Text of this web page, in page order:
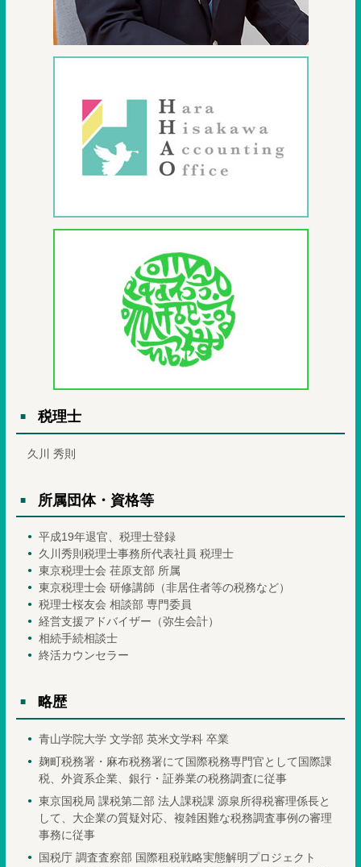
税理士
久川 秀則
所属団体・資格等
平成19年退官、税理士登録
久川秀則税理士事務所代表社員 税理士
東京税理士会 荏原支部 所属
東京税理士会 研修講師（非居住者等の税務など）
税理士桜友会 相談部 専門委員
経営支援アドバイザー（弥生会計）
相続手続相談士
終活カウンセラー
略歴
青山学院大学 文学部 英米文学科 卒業
麹町税務署・麻布税務署にて国際税務専門官として国際課
税、外資系企業、銀行・証券業の税務調査に従事
東京国税局 課税第二部 法人課税課 源泉所得税審理係長と
して、大企業の質疑対応、複雑困難な税務調査事例の審理
事務に従事
国税庁 調査査察部 国際租税戦略実態解明プロジェクト